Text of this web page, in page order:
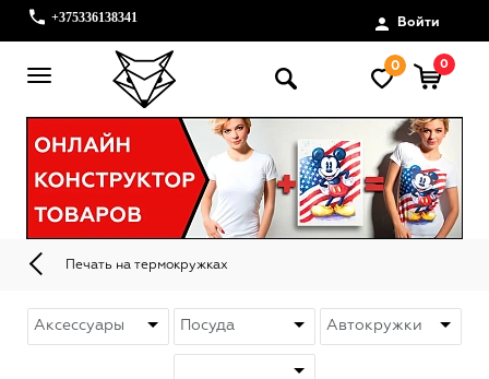
+375336138341 Войти
0 0
Печать на термокружках